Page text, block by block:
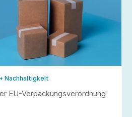
Nachhaltigkeit
EU-Verpackungsverordnung